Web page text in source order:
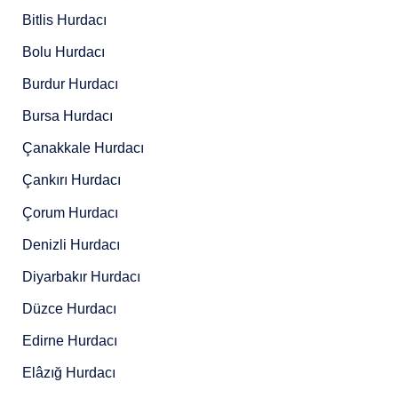
Bitlis Hurdacı
Bolu Hurdacı
Burdur Hurdacı
Bursa Hurdacı
Çanakkale Hurdacı
Çankırı Hurdacı
Çorum Hurdacı
Denizli Hurdacı
Diyarbakır Hurdacı
Düzce Hurdacı
Edirne Hurdacı
Elâzığ Hurdacı